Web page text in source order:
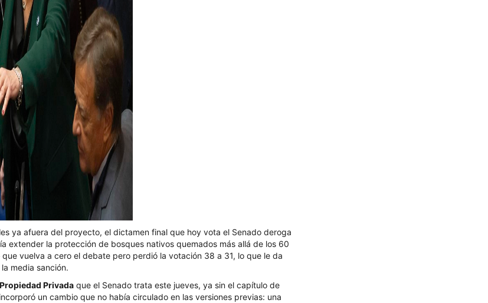
ya afuera del proyecto, el dictamen final que hoy vota el Senado deroga
extender la protección de bosques nativos quemados más allá de los 60
vuelva a cero el debate pero perdió la votación 38 a 31, lo que le da
media sanción.
Privada que el Senado trata este jueves, ya sin el capítulo de
un cambio que no había circulado en las versiones previas: una